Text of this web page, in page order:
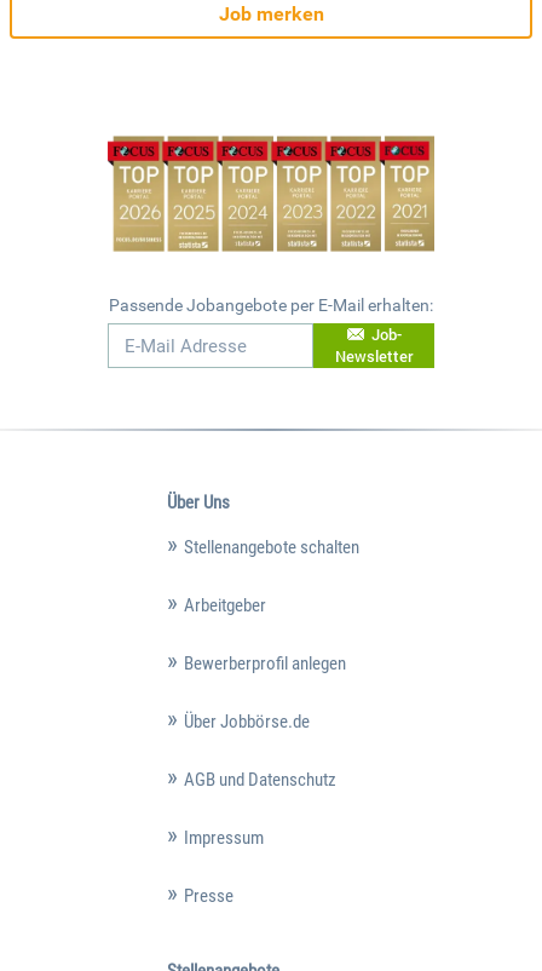
Job merken
Passende Jobangebote per E-Mail erhalten:
Job-
Newsletter
Über Uns
Stellenangebote schalten
Arbeitgeber
Bewerberprofil anlegen
Über Jobbörse.de
AGB und Datenschutz
Impressum
Presse